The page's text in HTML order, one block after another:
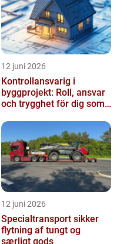
12 juni 2026
Kontrollansvarig i
byggprojekt: Roll, ansvar
och trygghet för dig som
12 juni 2026
Specialtransport sikker
flytning af tungt og
særligt gods